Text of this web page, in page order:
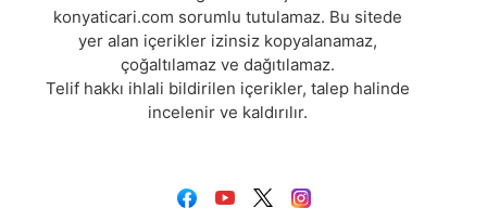
konyaticari.com sorumlu tutulamaz. Bu sitede
yer alan içerikler izinsiz kopyalanamaz,
çoğaltılamaz ve dağıtılamaz.
Telif hakkı ihlali bildirilen içerikler, talep halinde
incelenir ve kaldırılır.